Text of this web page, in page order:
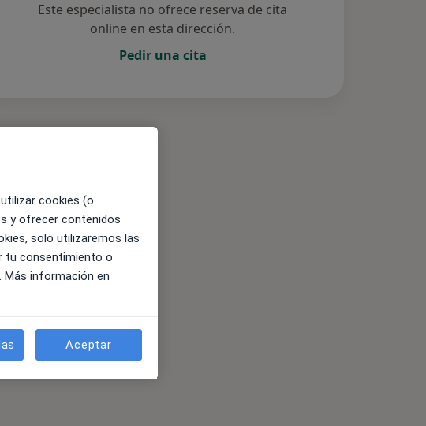
Este especialista no ofrece reserva de cita
online en esta dirección.
Pedir una cita
cookies (o
y ofrecer contenidos
solo utilizaremos las
tu consentimiento o
Más información en
Aceptar